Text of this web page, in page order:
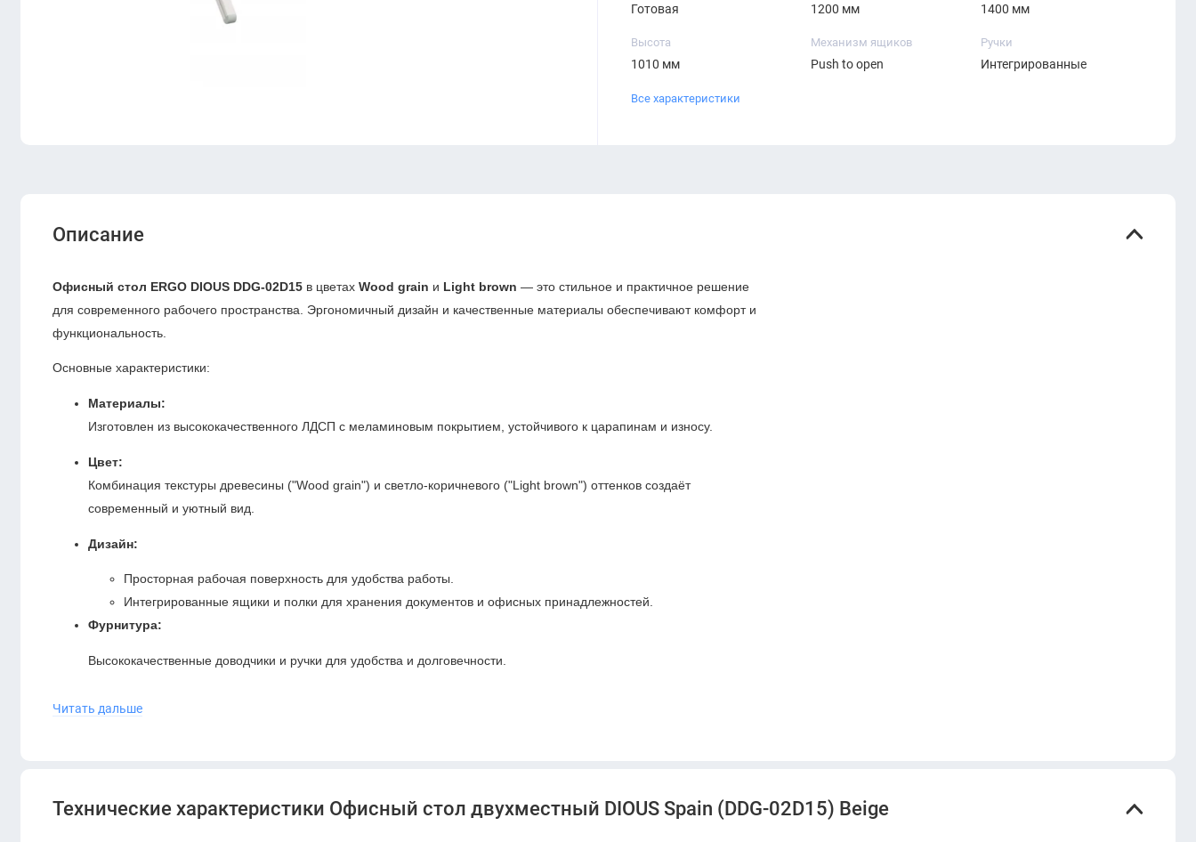
Готовая 1200 мм 1400 мм
Высота
1010 мм
Механизм ящиков
Push to open
Ручки
Интегрированные
Все характеристики
Описание
Офисный стол ERGO DIOUS DDG-02D15 в цветахWood grain и Light brown — это стильное и практичное решение
для современного рабочего пространства. Эргономичный дизайн и качественные материалы обеспечивают комфорт и
функциональность.
Основные характеристики:
Материалы:
Изготовлен из высококачественного ЛДСП с меламиновым покрытием, устойчивого к царапинам и износу.
Цвет:
Комбинация текстуры древесины ("Wood grain") и светло-коричневого ("Light brown") оттенков создаёт
современный и уютный вид.
Дизайн:
Просторная рабочая поверхность для удобства работы.
Интегрированные ящики и полки для хранения документов и офисных принадлежностей.
Фурнитура:
Высококачественные доводчики и ручки для удобства и долговечности.
ERGO DIOUS DDG-02D15станет отличным выбором для создания комфортного и продуктивного рабочего места.
Читать дальше
Технические характеристики Офисный стол двухместный DIOUS Spain (DDG-02D15) Beige